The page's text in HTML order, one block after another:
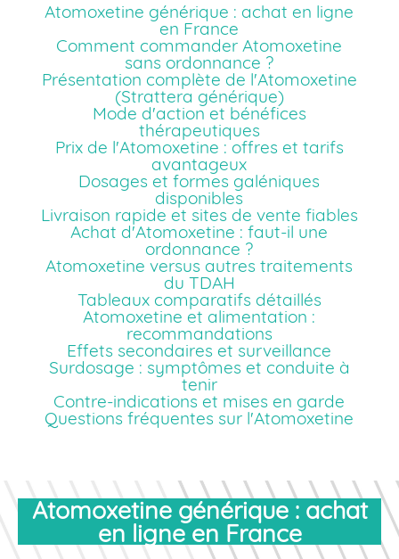
Atomoxetine générique : achat en ligne
en France
Comment commander Atomoxetine
sans ordonnance ?
Présentation complète de l'Atomoxetine
(Strattera générique)
Mode d'action et bénéfices
thérapeutiques
Prix de l'Atomoxetine : offres et tarifs
avantageux
Dosages et formes galéniques
disponibles
Livraison rapide et sites de vente fiables
Achat d'Atomoxetine : faut-il une
ordonnance ?
Atomoxetine versus autres traitements
du TDAH
Tableaux comparatifs détaillés
Atomoxetine et alimentation :
recommandations
Effets secondaires et surveillance
Surdosage : symptômes et conduite à
tenir
Contre-indications et mises en garde
Questions fréquentes sur l'Atomoxetine
Atomoxetine générique : achat
en ligne en France